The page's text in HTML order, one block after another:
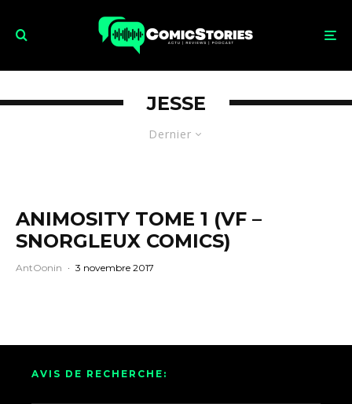
Dernier
JESSE
ANIMOSITY TOME 1 (VF –
SNORGLEUX COMICS)
AntOonin · 3 novembre 2017
AVIS DE RECHERCHE: